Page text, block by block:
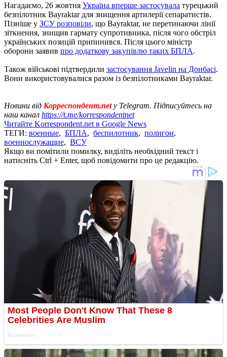
Нагадаємо, 26 жовтня Україна вперше застосувала турецький
безпілотник Bayraktar для знищення артилерії сепаратистів.
Пізніше у ЗСУ розповіли, що Bayraktar, не перетинаючи лінії
зіткнення, знищив гармату супротивника, після чого обстріл
українських позицій припинився. Після цього міністр
оборони заявив про додаткову закупівлю таких БПЛА.
Також військові підтвердили застосування Javelin на Донбасі.
Вони використовувалися разом із безпілотниками Bayraktar.
Новини від Корреспондент.netу Telegram. Підписуйтесь на
наш канал https://t.me/korrespondentnet
Читайте Korrespondent.net в Google News
ТЕГИ: военные, БПЛА, беспилотник, полигон,
военнослужащие, ВСУ
Якщо ви помітили помилку, виділіть необхідний текст і
натисніть Ctrl + Enter, щоб повідомити про це редакцію.